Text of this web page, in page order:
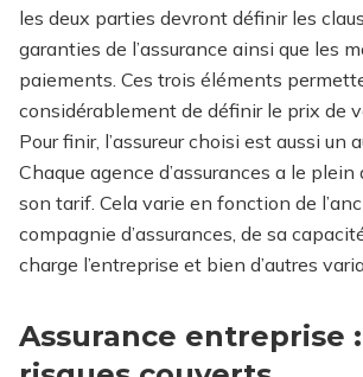
les deux parties devront définir les
garanties de l’assurance ainsi que les
paiements. Ces trois éléments
considérablement de définir le prix de
Pour finir, l’assureur choisi est aussi un
Chaque agence d’assurances a le
son tarif. Cela varie en fonction de
compagnie d’assurances, de sa
charge l’entreprise et bien d’autres
Assurance entreprise